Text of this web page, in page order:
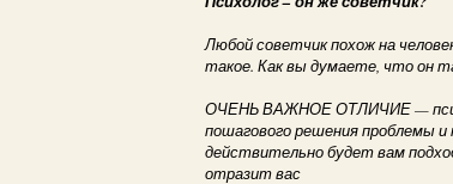
Любой советчик похож на
такое. Как вы думаете, что он
ОЧЕНЬ ВАЖНОЕ ОТЛИЧИЕ —
пошагового решения проблемы
действительно будет вам
отразит вас